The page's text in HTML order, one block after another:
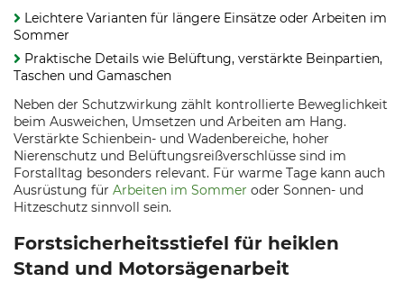
Leichtere Varianten für längere Einsätze oder Arbeiten im
Sommer
Praktische Details wie Belüftung, verstärkte Beinpartien,
Taschen und Gamaschen
Neben der Schutzwirkung zählt kontrollierte Beweglichkeit
beim Ausweichen, Umsetzen und Arbeiten am Hang.
Verstärkte Schienbein- und Wadenbereiche, hoher
Nierenschutz und Belüftungsreißverschlüsse sind im
Forstalltag besonders relevant. Für warme Tage kann auch
Ausrüstung für Arbeiten im Sommer oder Sonnen- und
Hitzeschutz sinnvoll sein.
Forstsicherheitsstiefel für heiklen
Stand und Motorsägenarbeit